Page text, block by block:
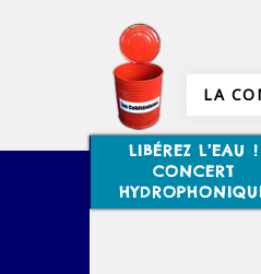
LA
LIBÉREZ L’EAU !
CONCERT